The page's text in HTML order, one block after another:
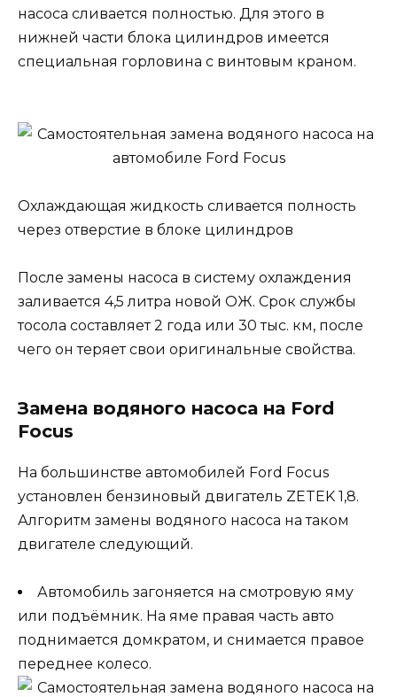
насоса сливается полностью. Для этого в
нижней части блока цилиндров имеется
специальная горловина с винтовым краном.
Охлаждающая жидкость сливается полность
через отверстие в блоке цилиндров
После замены насоса в систему охлаждения
заливается 4,5 литра новой ОЖ. Срок службы
тосола составляет 2 года или 30 тыс. км, после
чего он теряет свои оригинальные свойства.
Замена водяного насоса на Ford
Focus
На большинстве автомобилей Ford Focus
установлен бензиновый двигатель ZETEK 1,8.
Алгоритм замены водяного насоса на таком
двигателе следующий.
Автомобиль загоняется на смотровую яму
или подъёмник. На яме правая часть авто
поднимается домкратом, и снимается правое
переднее колесо.